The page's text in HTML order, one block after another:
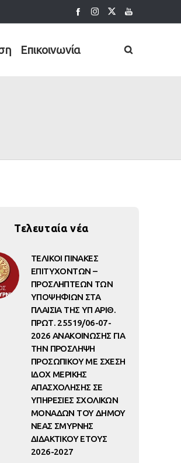
Επικοινωνία
Τελευταία νέα
ΤΕΛΙΚΟΙ ΠΙΝΑΚΕΣ
ΕΠΙΤΥΧΟΝΤΩΝ –
ΠΡΟΣΛΗΠΤΕΩΝ ΤΩΝ
ΥΠΟΨΗΦΙΩΝ ΣΤΑ
ΠΛΑΙΣΙΑ ΤΗΣ ΥΠ ΑΡΙΘ.
ΠΡΩΤ. 25519/06-07-
2026 ΑΝΑΚΟΙΝΩΣΗΣ ΓΙΑ
ΤΗΝ ΠΡΟΣΛΗΨΗ
ΠΡΟΣΩΠΙΚΟΥ ΜΕ ΣΧΕΣΗ
ΙΔΟΧ ΜΕΡΙΚΗΣ
ΑΠΑΣΧΟΛΗΣΗΣ ΣΕ
ΥΠΗΡΕΣΙΕΣ ΣΧΟΛΙΚΩΝ
ΜΟΝΑΔΩΝ ΤΟΥ ΔΗΜΟΥ
ΝΕΑΣ ΣΜΥΡΝΗΣ
ΔΙΔΑΚΤΙΚΟΥ ΕΤΟΥΣ
2026-2027